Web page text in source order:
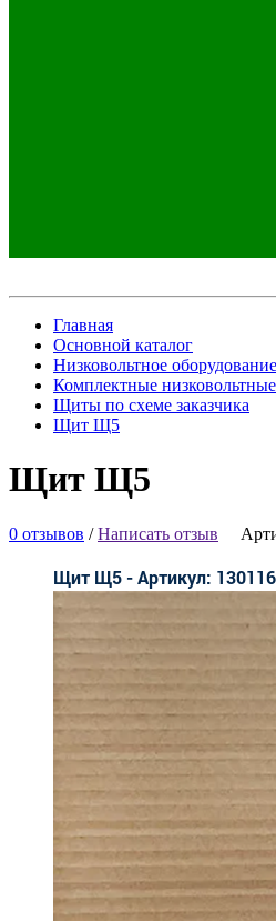
Главная
Основной каталог
Низковольтное
Комплектные низковольтные
Щиты по схеме заказчика
Щит Щ5
Щит Щ5
0 отзывов /Написать отзыв